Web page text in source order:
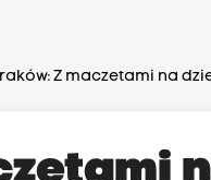
Z maczetami na